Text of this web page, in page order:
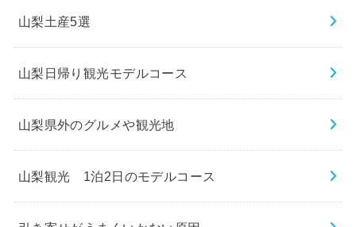
山梨土産5選
山梨日帰り観光モデルコース
山梨県外のグルメや観光地
山梨観光 1泊2日のモデルコース